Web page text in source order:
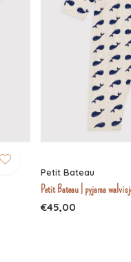
Petit Bateau
Petit Bateau | pyjama
€45,00